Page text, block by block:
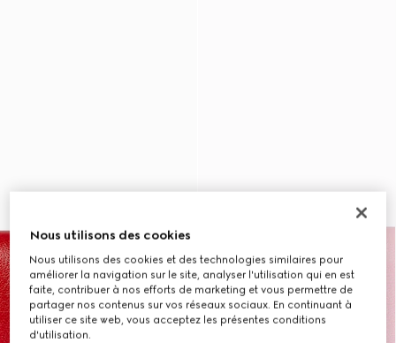
Nous utilisons des cookies
Nous utilisons des cookies et des technologies similaires pour
améliorer la navigation sur le site, analyser l'utilisation qui en est
faite, contribuer à nos efforts de marketing et vous permettre de
partager nos contenus sur vos réseaux sociaux. En continuant à
utiliser ce site web, vous acceptez les présentes conditions
d'utilisation.